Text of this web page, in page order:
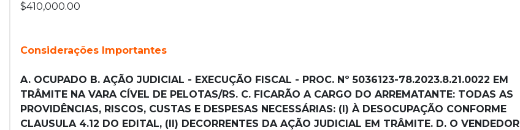
$410,000.00
Considerações Importantes
A. OCUPADO B. AÇÃO JUDICIAL - EXECUÇÃO FISCAL - PROC. Nº 5036123-78.2023.8.21.0022 EM
TRÂMITE NA VARA CÍVEL DE PELOTAS/RS. C. FICARÃO A CARGO DO ARREMATANTE: TODAS AS
PROVIDÊNCIAS, RISCOS, CUSTAS E DESPESAS NECESSÁRIAS: (I) À DESOCUPAÇÃO CONFORME
CLAUSULA 4.12 DO EDITAL, (II) DECORRENTES DA AÇÃO JUDICIAL EM TRÂMITE. D. O VENDEDOR